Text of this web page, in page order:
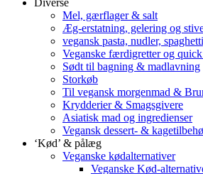
Mel, gærflager & salt
Æg-erstatning, gelering og
vegansk pasta, nudler,
Veganske færdigretter og
Sødt til bagning & madlavning
Storkøb
Til vegansk morgenmad &
Krydderier & Smagsgivere
Asiatisk mad og ingredienser
Vegansk dessert- &
‘Kød’ & pålæg
Veganske kødalternativer
Veganske Kød-